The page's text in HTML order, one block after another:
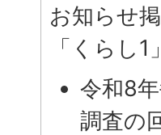
お知らせ
「くらし1
令和8
調査の